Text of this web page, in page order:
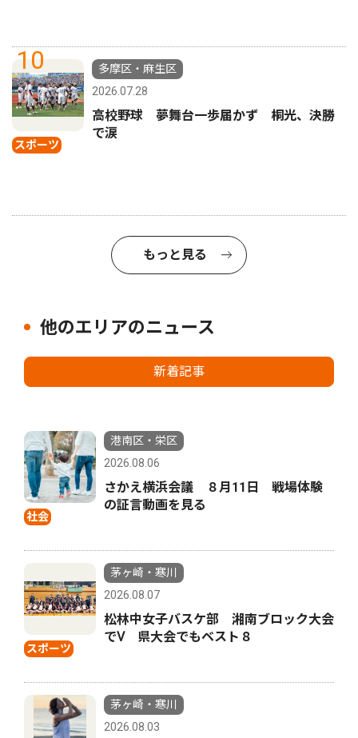
10
スポーツ
多摩区・麻生区
2026.07.28
高校野球 夢舞台一歩届かず 桐光、決勝
で涙
もっと見る
他のエリアのニュース
新着記事
社会
港南区・栄区
2026.08.06
さかえ横浜会議 ８月11日 戦場体験
の証言動画を見る
スポーツ
茅ヶ崎・寒川
2026.08.07
松林中女子バスケ部 湘南ブロック大会
でⅤ 県大会でもベスト８
茅ヶ崎・寒川
2026.08.03